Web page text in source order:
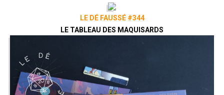
LE DÉ FAUSSÉ #344
LE TABLEAU DES MAQUISARDS